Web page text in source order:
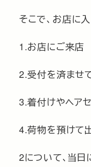
そこで、お店に
1.お店にご来店
2.受付を済ませ
3.着付けやヘア
4.荷物を預けて
2について､当日